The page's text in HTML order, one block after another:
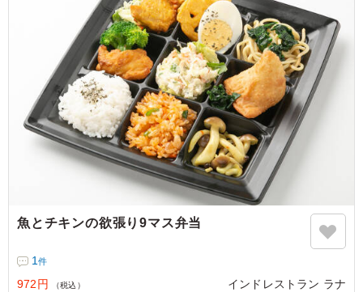
魚とチキンの欲張り9マス弁当
1件
972円 （税込） インドレストラン ラナ